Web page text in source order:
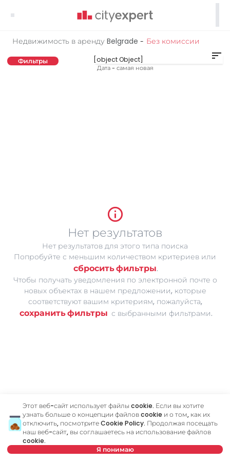

Нет результатов
Нет результатов для этого типа поиска
Попробуйте с меньшим количеством критериев или
сбросить фильтры.
Чтобы получать уведомления по электронной почте о
новых объектах в нашем предложении, которые
соответствуют вашим критериям, пожалуйста,
сохранить фильтры с выбранными фильтрами.
Недвижимость в аренду Belgrade - Без комиссии
Фильтры sort
Дата - самая новая
saveСохранить поиск
Этот веб-сайт использует файлы cookie. Если вы хотите
узнать больше о концепции файлов cookie и о том, как их
отключить, посмотритеCookie Policy. Продолжая посещать
наш веб-сайт, вы соглашаетесь на использование файлов
cookie.
Я понимаю